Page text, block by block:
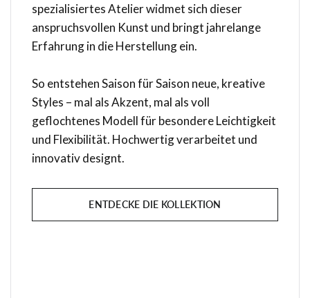
spezialisiertes Atelier widmet sich dieser
anspruchsvollen Kunst und bringt jahrelange
Erfahrung in die Herstellung ein.
So entstehen Saison für Saison neue, kreative
Styles – mal als Akzent, mal als voll
geflochtenes Modell für besondere Leichtigkeit
und Flexibilität. Hochwertig verarbeitet und
innovativ designt.
ENTDECKE DIE KOLLEKTION